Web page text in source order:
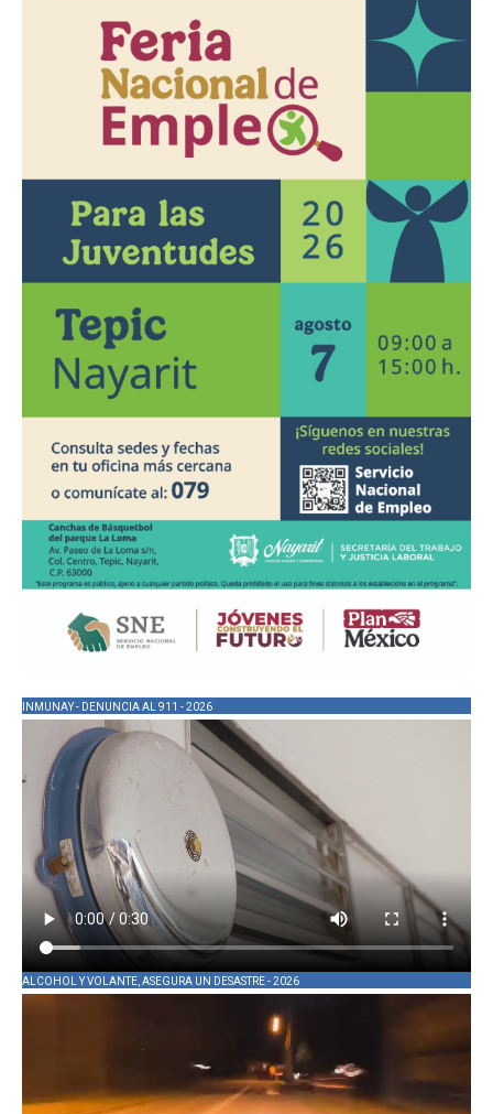
INMUNAY - DENUNCIA AL 911 - 2026
ALCOHOL Y VOLANTE, ASEGURA UN DESASTRE - 2026